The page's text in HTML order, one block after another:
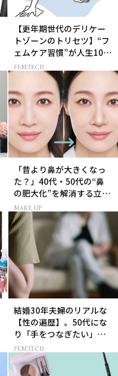
【更年期世代のデリケー
トゾーンのトリセツ】“フ
ェムケア習慣”が人生100
年時代の健康を左右す
FEMTECH
「昔より鼻が大きくなっ
た？」40代・50代の“鼻
の肥大化”を解消する立体
小鼻メイク
MAKE UP
結婚30年夫婦のリアルな
【性の遍歴】。50代にな
り「手をつなぎたい」と
願う理由とは
FEMTECH